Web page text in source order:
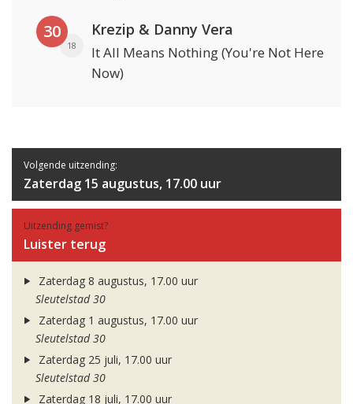
30
18
Krezip & Danny Vera
It All Means Nothing (You're Not Here
Now)
Volgende uitzending:
Zaterdag 15 augustus, 17.00 uur
Uitzending gemist?
Luister terug
Zaterdag 8 augustus, 17.00 uur
Sleutelstad 30
Zaterdag 1 augustus, 17.00 uur
Sleutelstad 30
Zaterdag 25 juli, 17.00 uur
Sleutelstad 30
Zaterdag 18 juli, 17.00 uur